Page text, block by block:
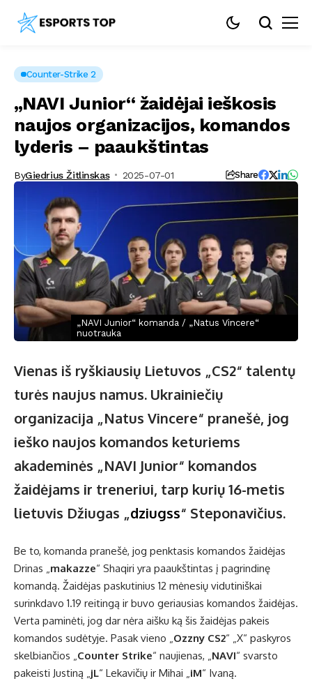
Counter-Strike 2
„NAVI Junior“ žaidėjai ieškosis
naujos organizacijos, komandos
lyderis – paaukštintas
ByGiedrius Žitlinskas 2025-07-01 Share
„NAVI Junior“ komanda / „Natus Vincere“
nuotrauka
Vienas iš ryškiausių Lietuvos „CS2“ talentų
turės naujus namus. Ukrainiečių
organizacija „Natus Vincere“ pranešė, jog
ieško naujos komandos keturiems
akademinės „NAVI Junior“ komandos
žaidėjams ir treneriui, tarp kurių 16-metis
lietuvis Džiugas „dziugss“ Steponavičius.
Be to, komanda pranešė, jog penktasis komandos žaidėjas
Drinas „makazze“ Shaqiri yra paaukštintas į pagrindinę
komandą. Žaidėjas paskutinius 12 mėnesių vidutiniškai
surinkdavo 1.19 reitingą ir buvo geriausias komandos žaidėjas.
Verta paminėti, jog dar nėra aišku ką šis žaidėjas pakeis
komandos sudėtyje. Pasak vieno „Ozzny CS2“ „X“ paskyros
skelbiančios „Counter Strike“ naujienas, „NAVI“ svarsto
pakeisti Justiną „jL“ Lekavičių ir Mihai „iM“ Ivaną.